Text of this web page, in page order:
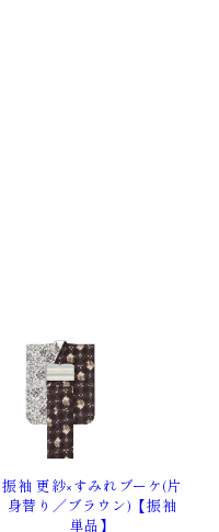
振袖 更紗×すみれブーケ(片
身替り／ブラウン)【振袖
単品】